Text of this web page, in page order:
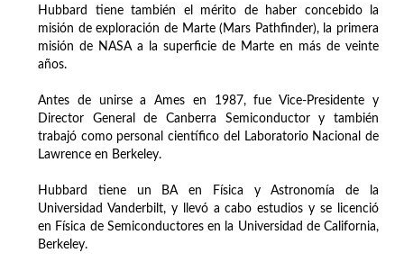
Hubbard tiene también el mérito de haber concebido la
misión de exploración de Marte (Mars Pathfinder), la primera
misión de NASA a la superficie de Marte en más de veinte
años.
Antes de unirse a Ames en 1987, fue Vice-Presidente y
Director General de Canberra Semiconductor y también
trabajó como personal científico del Laboratorio Nacional de
Lawrence en Berkeley.
Hubbard tiene un BA en Física y Astronomía de la
Universidad Vanderbilt, y llevó a cabo estudios y se licenció
en Física de Semiconductores en la Universidad de California,
Berkeley.